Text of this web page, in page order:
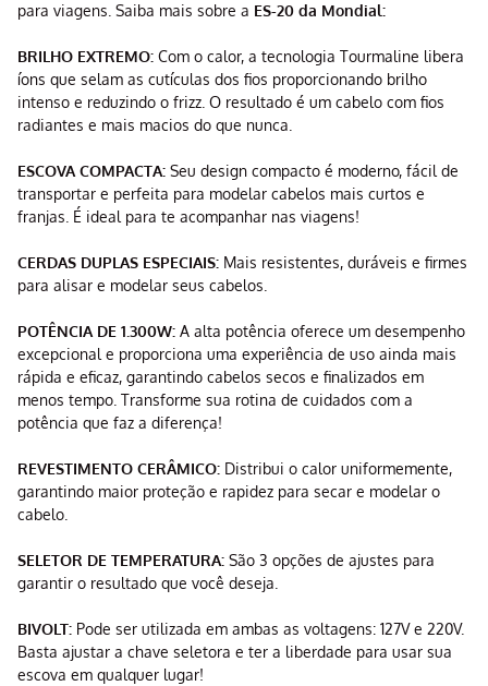
para viagens. Saiba mais sobre a ES-20 da Mondial:
BRILHO EXTREMO: Com o calor, a tecnologia Tourmaline libera
íons que selam as cutículas dos fios proporcionando brilho
intenso e reduzindo o frizz. O resultado é um cabelo com fios
radiantes e mais macios do que nunca.
ESCOVA COMPACTA: Seu design compacto é moderno, fácil de
transportar e perfeita para modelar cabelos mais curtos e
franjas. É ideal para te acompanhar nas viagens!
CERDAS DUPLAS ESPECIAIS: Mais resistentes, duráveis e firmes
para alisar e modelar seus cabelos.
POTÊNCIA DE 1.300W: A alta potência oferece um desempenho
excepcional e proporciona uma experiência de uso ainda mais
rápida e eficaz, garantindo cabelos secos e finalizados em
menos tempo. Transforme sua rotina de cuidados com a
potência que faz a diferença!
REVESTIMENTO CERÂMICO: Distribui o calor uniformemente,
garantindo maior proteção e rapidez para secar e modelar o
cabelo.
SELETOR DE TEMPERATURA: São 3 opções de ajustes para
garantir o resultado que você deseja.
BIVOLT: Pode ser utilizada em ambas as voltagens: 127V e 220V.
Basta ajustar a chave seletora e ter a liberdade para usar sua
escova em qualquer lugar!